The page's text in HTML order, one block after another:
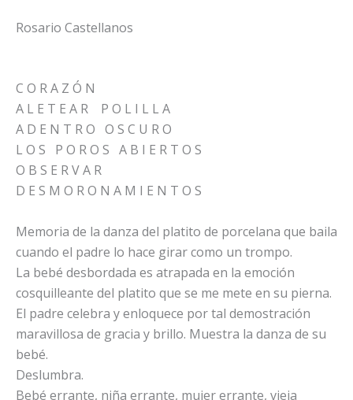
Rosario Castellanos
C O R A Z Ó N
A L E T E A R P O L I L L A
A D E N T R O O S C U R O
L O S P O R O S A B I E R T O S
O B S E R V A R
D E S M O R O N A M I E N T O S
Memoria de la danza del platito de porcelana que baila
cuando el padre lo hace girar como un trompo.
La bebé desbordada es atrapada en la emoción
cosquilleante del platito que se me mete en su pierna.
El padre celebra y enloquece por tal demostración
maravillosa de gracia y brillo. Muestra la danza de su
bebé.
Deslumbra.
Bebé errante, niña errante, mujer errante, vieja